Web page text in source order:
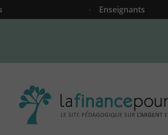
Enseignants